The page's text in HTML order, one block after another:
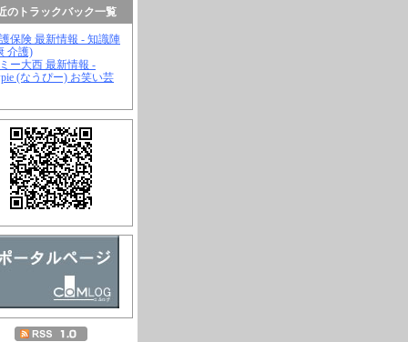
のトラックバック一覧
保険 最新情報 - 知識陣
介護)
ー大西 最新情報 -
(なうぴー) お笑い芸